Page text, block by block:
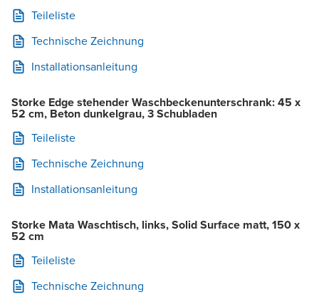
Teileliste
Technische Zeichnung
Installationsanleitung
Storke Edge stehender Waschbeckenunterschrank: 45 x
52 cm, Beton dunkelgrau, 3 Schubladen
Teileliste
Technische Zeichnung
Installationsanleitung
Storke Mata Waschtisch, links, Solid Surface matt, 150 x
52 cm
Teileliste
Technische Zeichnung